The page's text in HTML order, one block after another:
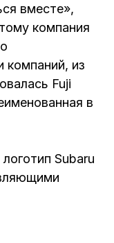
вместе»,
компания
компаний, из
Fuji
в
Subaru